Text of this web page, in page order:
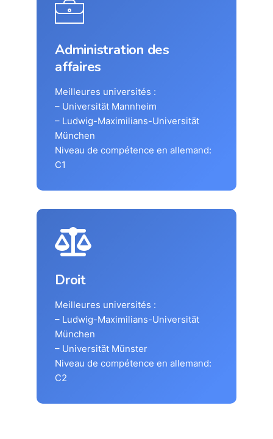
Administration des
affaires
Meilleures universités :
– Universität Mannheim
– Ludwig-Maximilians-Universität
München
Niveau de compétence en allemand:
C1
Droit
Meilleures universités :
– Ludwig-Maximilians-Universität
München
– Universität Münster
Niveau de compétence en allemand:
C2